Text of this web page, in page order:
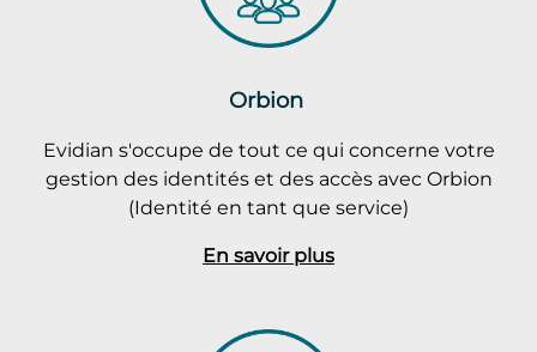
Orbion
Evidian s'occupe de tout ce qui concerne votre
gestion des identités et des accès avec Orbion
(Identité en tant que service)
En savoir plus